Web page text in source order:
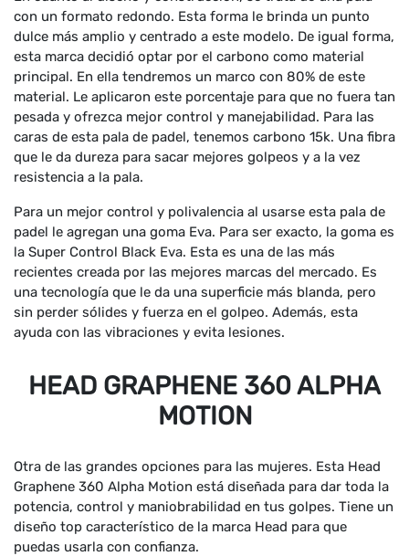
con un formato redondo. Esta forma le brinda un punto
dulce más amplio y centrado a este modelo. De igual forma,
esta marca decidió optar por el carbono como material
principal. En ella tendremos un marco con 80% de este
material. Le aplicaron este porcentaje para que no fuera tan
pesada y ofrezca mejor control y manejabilidad. Para las
caras de esta pala de padel, tenemos carbono 15k. Una fibra
que le da dureza para sacar mejores golpeos y a la vez
resistencia a la pala.
Para un mejor control y polivalencia al usarse esta pala de
padel le agregan una goma Eva. Para ser exacto, la goma es
la Super Control Black Eva. Esta es una de las más
recientes creada por las mejores marcas del mercado. Es
una tecnología que le da una superficie más blanda, pero
sin perder sólides y fuerza en el golpeo. Además, esta
ayuda con las vibraciones y evita lesiones.
HEAD GRAPHENE 360 ALPHA
MOTION
Otra de las grandes opciones para las mujeres. Esta Head
Graphene 360 Alpha Motion está diseñada para dar toda la
potencia, control y maniobrabilidad en tus golpes. Tiene un
diseño top característico de la marca Head para que
puedas usarla con confianza.